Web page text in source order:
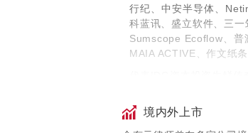
行纪、中安半导体、
科蓝讯、盛立软件、三
Sumscope Ecoflow、普
MAIA ACTIVE、作文纸
代表IDG资本投资生鲜
代表XVC投资徕芬、霸
境内外上市